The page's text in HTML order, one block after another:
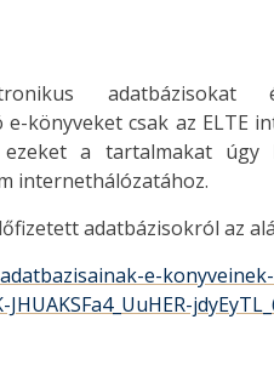
e-könyveket csak az ELTE
a tartalmakat úgy
internethálózatához.
adatbázisokról az
e-